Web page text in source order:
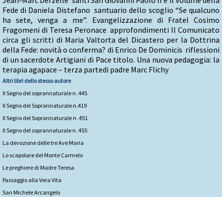
Fede di Daniela Distefano santuario dello scoglio “Se qualcuno
ha sete, venga a me”. Evangelizzazione di Fratel Cosimo
Fragomeni di Teresa Peronace approfondimenti Il Comunicato
circa gli scritti di Maria Valtorta del Dicastero per la Dottrina
della Fede: novità o conferma? di Enrico De Dominicis riflessioni
di un sacerdote Artigiani di Pace titolo. Una nuova pedagogia: la
terapia agapace – terza partedi padre Marc Flichy
Altri libri dello stesso autore
Il Segno del soprannaturale n. 445
Il Segno del Soprannaturale n.419
Il Segno del Soprannaturale n. 451
Il Segno del soprannaturale n. 455
La devozione delle tre Ave Maria
Lo scapolare del Monte Carmelo
Le preghiere di Madre Teresa
Passaggio alla Vera Vita
San Michele Arcangelo